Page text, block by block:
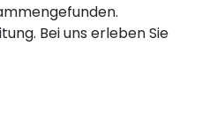
Bei uns erleben Sie